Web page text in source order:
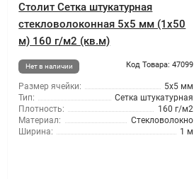
Столит Сетка штукатурная
стекловолоконная 5x5 мм (1x50
м) 160 г/м2 (кв.м)
Нет в наличии Код Товара: 47099
Размер ячейки:
5x5 мм
Тип:
Сетка штукатурная
Плотность:
160 г/м2
Материал:
Стекловолокно
Ширина:
1 м